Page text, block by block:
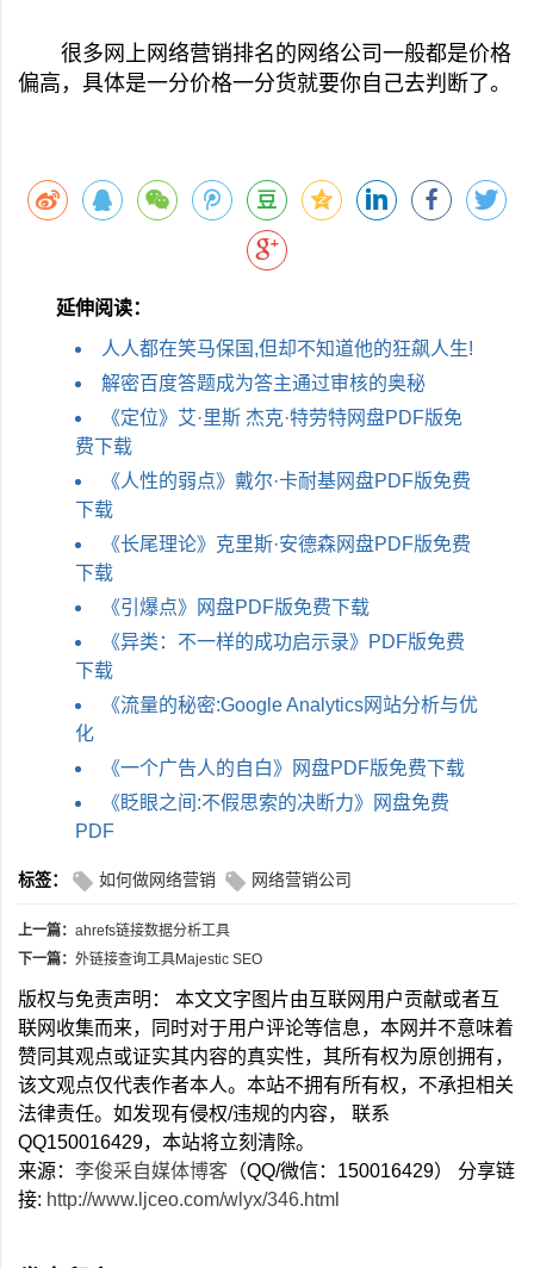
很多网上网络营销排名的网络公司一般都是价格
偏高，具体是一分价格一分货就要你自己去判断了。
延伸阅读：
人人都在笑马保国,但却不知道他的狂飙人生!
解密百度答题成为答主通过审核的奥秘
《定位》艾·里斯 杰克·特劳特网盘PDF版免
费下载
《人性的弱点》戴尔·卡耐基网盘PDF版免费
下载
《长尾理论》克里斯·安德森网盘PDF版免费
下载
《引爆点》网盘PDF版免费下载
《异类：不一样的成功启示录》PDF版免费
下载
《流量的秘密:Google Analytics网站分析与优
化
《一个广告人的自白》网盘PDF版免费下载
《眨眼之间:不假思索的决断力》网盘免费
PDF
标签： 如何做网络营销 网络营销公司
上一篇： ahrefs链接数据分析工具
下一篇： 外链接查询工具Majestic SEO
版权与免责声明： 本文文字图片由互联网用户贡献或者互
联网收集而来，同时对于用户评论等信息，本网并不意味着
赞同其观点或证实其内容的真实性，其所有权为原创拥有，
该文观点仅代表作者本人。本站不拥有所有权，不承担相关
法律责任。如发现有侵权/违规的内容， 联系
QQ150016429，本站将立刻清除。
来源： 李俊采自媒体博客 （QQ/微信：150016429） 分享链
接: http://www.ljceo.com/wlyx/346.html